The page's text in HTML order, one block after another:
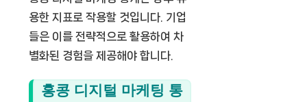
용한 지표로 작용할 것입니다. 기업
들은 이를 전략적으로 활용하여 차
별화된 경험을 제공해야 합니다.
홍콩 디지털 마케팅 통